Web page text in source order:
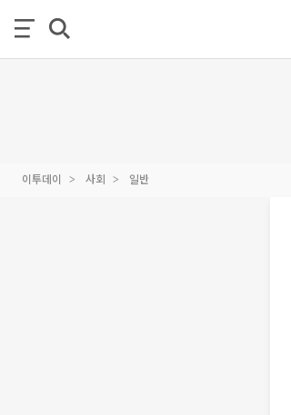
이투데이 사회 일반